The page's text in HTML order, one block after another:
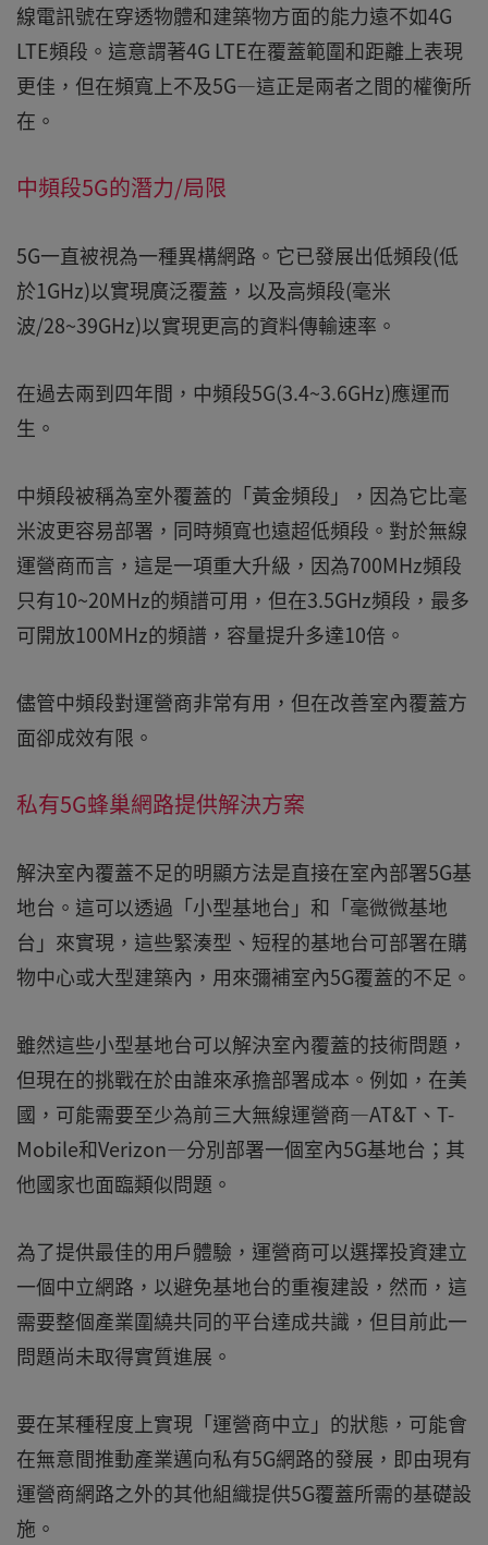
線電訊號在穿透物體和建築物方面的能力遠不如4G
LTE頻段。這意謂著4G LTE在覆蓋範圍和距離上表現
更佳，但在頻寬上不及5G—這正是兩者之間的權衡所
在。
中頻段5G的潛力/局限
5G一直被視為一種異構網路。它已發展出低頻段(低
於1GHz)以實現廣泛覆蓋，以及高頻段(毫米
波/28~39GHz)以實現更高的資料傳輸速率。
在過去兩到四年間，中頻段5G(3.4~3.6GHz)應運而
生。
中頻段被稱為室外覆蓋的「黃金頻段」，因為它比毫
米波更容易部署，同時頻寬也遠超低頻段。對於無線
運營商而言，這是一項重大升級，因為700MHz頻段
只有10~20MHz的頻譜可用，但在3.5GHz頻段，最多
可開放100MHz的頻譜，容量提升多達10倍。
儘管中頻段對運營商非常有用，但在改善室內覆蓋方
面卻成效有限。
私有5G蜂巢網路提供解決方案
解決室內覆蓋不足的明顯方法是直接在室內部署5G基
地台。這可以透過「小型基地台」和「毫微微基地
台」來實現，這些緊湊型、短程的基地台可部署在購
物中心或大型建築內，用來彌補室內5G覆蓋的不足。
雖然這些小型基地台可以解決室內覆蓋的技術問題，
但現在的挑戰在於由誰來承擔部署成本。例如，在美
國，可能需要至少為前三大無線運營商—AT&T、T-
Mobile和Verizon—分別部署一個室內5G基地台；其
他國家也面臨類似問題。
為了提供最佳的用戶體驗，運營商可以選擇投資建立
一個中立網路，以避免基地台的重複建設，然而，這
需要整個產業圍繞共同的平台達成共識，但目前此一
問題尚未取得實質進展。
要在某種程度上實現「運營商中立」的狀態，可能會
在無意間推動產業邁向私有5G網路的發展，即由現有
運營商網路之外的其他組織提供5G覆蓋所需的基礎設
施。